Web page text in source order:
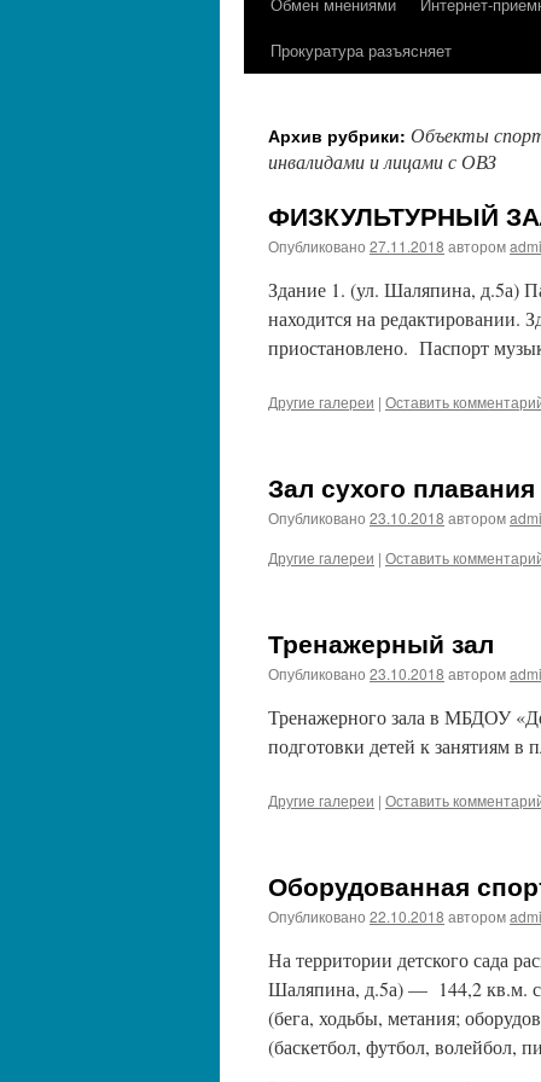
Прокуратура разъясняет
Архив рубрики: Объекты
инвалидами и лицами с ОВЗ
ФИЗКУЛЬТУРНЫЙ
Опубликовано 27.11.2018 автором
Здание 1. (ул. Шаляпина, д.5а)
находится на редактировании.
приостановлено. Паспорт
Другие галереи | Оставить
Зал сухого плавания
Опубликовано 23.10.2018 автором
Другие галереи | Оставить
Тренажерный зал
Опубликовано 23.10.2018 автором
Тренажерного зала в МБДОУ
подготовки детей к занятиям в
Другие галереи | Оставить
Оборудованная
Опубликовано 22.10.2018 автором
На территории детского сада
Шаляпина, д.5а) — 144,2 кв.м. с
(бега, ходьбы, метания;
(баскетбол, футбол, волейбол,